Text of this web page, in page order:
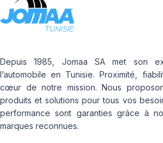
Depuis 1985, Jomaa SA met son
l’automobile en Tunisie. Proximité,
cœur de notre mission. Nous
produits et solutions pour tous vos
performance sont garanties grâce à
marques reconnues.